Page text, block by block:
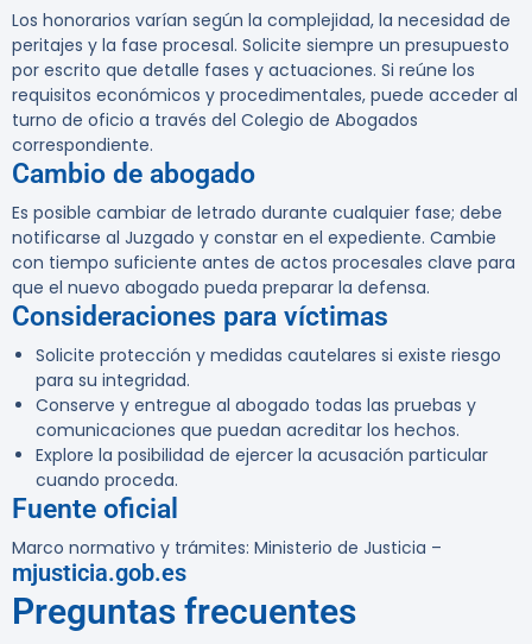
Los honorarios varían según la complejidad, la necesidad de
peritajes y la fase procesal. Solicite siempre un presupuesto
por escrito que detalle fases y actuaciones. Si reúne los
requisitos económicos y procedimentales, puede acceder al
turno de oficio a través del Colegio de Abogados
correspondiente.
Cambio de abogado
Es posible cambiar de letrado durante cualquier fase; debe
notificarse al Juzgado y constar en el expediente. Cambie
con tiempo suficiente antes de actos procesales clave para
que el nuevo abogado pueda preparar la defensa.
Consideraciones para víctimas
Solicite protección y medidas cautelares si existe riesgo
para su integridad.
Conserve y entregue al abogado todas las pruebas y
comunicaciones que puedan acreditar los hechos.
Explore la posibilidad de ejercer la acusación particular
cuando proceda.
Fuente oficial
Marco normativo y trámites: Ministerio de Justicia –
mjusticia.gob.es
Preguntas frecuentes